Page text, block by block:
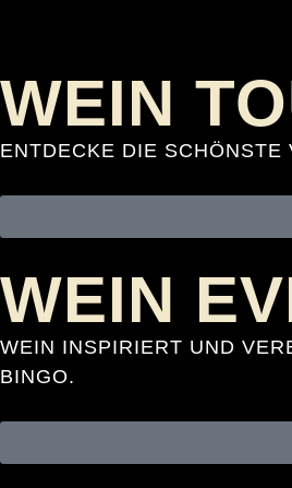
WEIN
ENTDECKE DIE
WEIN
WEIN INSPIRIERT UND
BINGO.